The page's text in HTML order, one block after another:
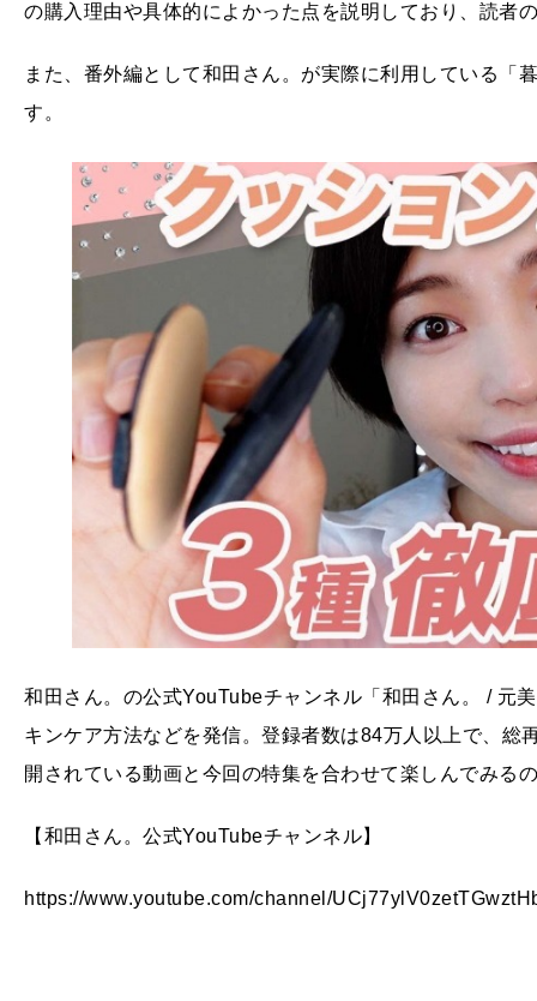
の購入理由や具体的によかった点を説明しており、読者
また、番外編として和田さん。が実際に利用している「
す。
和田さん。の公式YouTubeチャンネル「和田さん。 / 元
キンケア方法などを発信。登録者数は84万人以上で、総
開されている動画と今回の特集を合わせて楽しんでみる
【和田さん。公式YouTubeチャンネル】
https://www.youtube.com/channel/